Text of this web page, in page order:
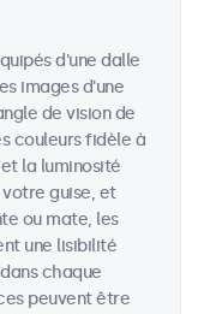
d'une dalle
images d'une
de vision de
couleurs fidèle à
la luminosité
guise, et
ou mate, les
une lisibilité
chaque
peuvent être